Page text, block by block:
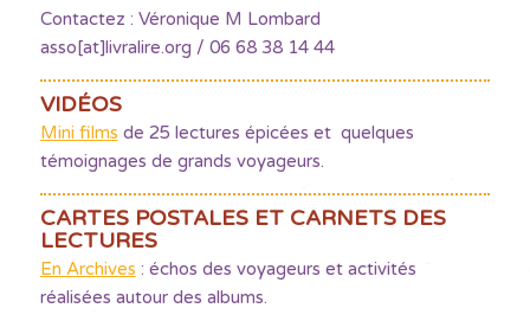
Contactez : Véronique M Lombard
asso[at]livralire.org / 06 68 38 14 44
VIDÉOS
Mini films de 25 lectures épicées et quelques
témoignages de grands voyageurs.
CARTES POSTALES ET CARNETS DES
LECTURES
En Archives : échos des voyageurs et activités
réalisées autour des albums.